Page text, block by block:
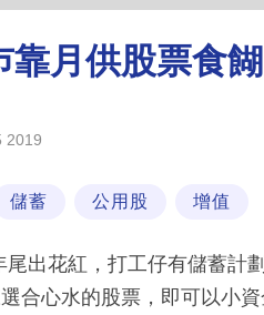
靠月供股票食
2019
儲蓄 公用股 增值
尾出花紅，打工仔有儲蓄計
合心水的股票，即可以小